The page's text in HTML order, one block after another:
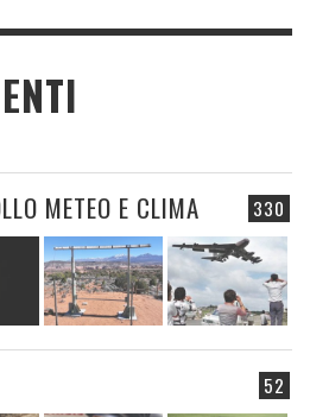
330
METEO E CLIMA
52